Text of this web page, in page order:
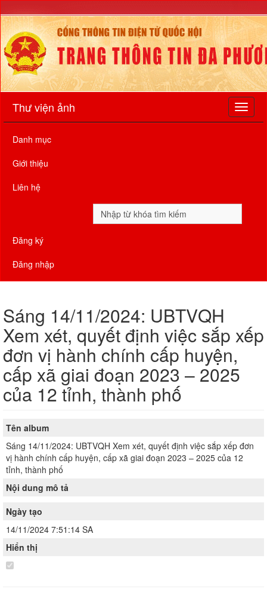
Thư viện ảnh
Danh mục
Giới thiệu
Liên hệ
Đăng ký
Đăng nhập
Sáng 14/11/2024: UBTVQH
Xem xét, quyết định việc sắp xếp
đơn vị hành chính cấp huyện,
cấp xã giai đoạn 2023 – 2025
của 12 tỉnh, thành phố
Tên album
Sáng 14/11/2024: UBTVQH Xem xét, quyết định việc sắp xếp đơn
vị hành chính cấp huyện, cấp xã giai đoạn 2023 – 2025 của 12
tỉnh, thành phố
Nội dung mô tả
Ngày tạo
14/11/2024 7:51:14 SA
Hiển thị